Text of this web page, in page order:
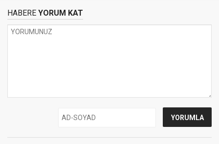
HABERE YORUM KAT